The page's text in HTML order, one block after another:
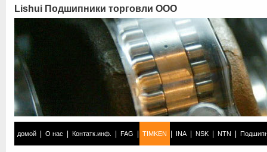
Lishui Подшипники торговли ООО
домой О нас Контатк.инф. FAG TIMKEN INA NSK NTN